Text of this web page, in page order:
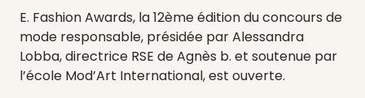
E. Fashion Awards, la 12ème édition du concours de
mode responsable, présidée par Alessandra
Lobba, directrice RSE de Agnès b. et soutenue par
l’école Mod’Art International, est ouverte.